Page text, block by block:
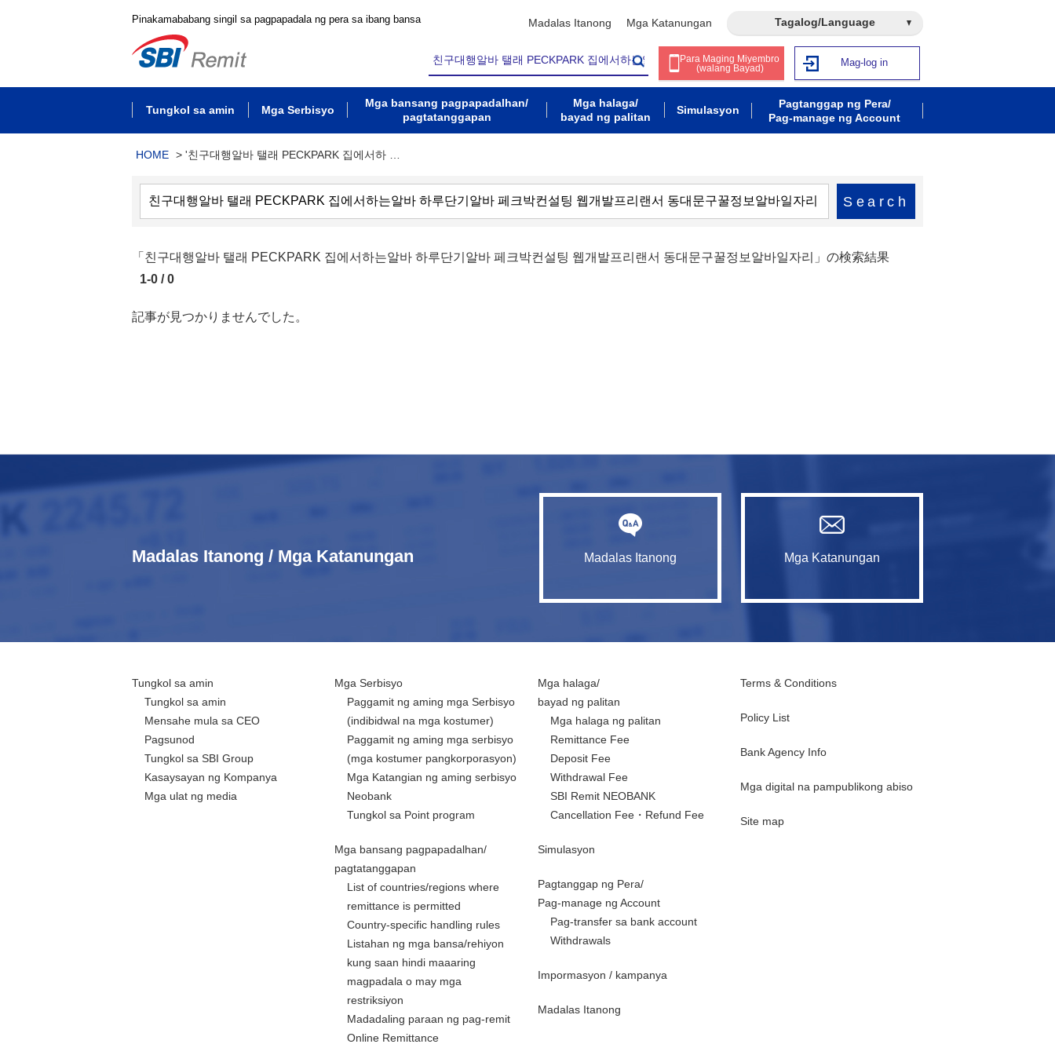
Pinakamababang singil sa pagpapadala ng pera sa ibang bansa Madalas Itanong Mga Katanungan Tagalog/Language
Para Maging Miyembro
(walang Bayad)
Mag-log in
Tungkol sa amin Mga Serbisyo
Mga bansang pagpapadalhan/
pagtatanggapan
Mga halaga/
bayad ng palitan
Simulasyon
Pagtanggap ng Pera/
Pag-manage ng Account
HOME > '친구대행알바 탤래 PECKPARK 집에서하 …
Search
「친구대행알바 탤래 PECKPARK 집에서하는알바 하루단기알바 페크박컨설팅 웹개발프리랜서 동대문구꿀정보알바일자리」の検索結果
1-0 / 0
記事が見つかりませんでした。
Madalas Itanong / Mga Katanungan Madalas Itanong Mga Katanungan
Tungkol sa amin
Tungkol sa amin
Mensahe mula sa CEO
Pagsunod
Tungkol sa SBI Group
Kasaysayan ng Kompanya
Mga ulat ng media
Mga Serbisyo
Paggamit ng aming mga Serbisyo
(indibidwal na mga kostumer)
Paggamit ng aming mga serbisyo
(mga kostumer pangkorporasyon)
Mga Katangian ng aming serbisyo
Neobank
Tungkol sa Point program
Mga bansang pagpapadalhan/
pagtatanggapan
List of countries/regions where
remittance is permitted
Country-specific handling rules
Listahan ng mga bansa/rehiyon
kung saan hindi maaaring
magpadala o may mga
restriksiyon
Madadaling paraan ng pag-remit
Online Remittance
Mga halaga/
bayad ng palitan
Mga halaga ng palitan
Remittance Fee
Deposit Fee
Withdrawal Fee
SBI Remit NEOBANK
Cancellation Fee・Refund Fee
Simulasyon
Pagtanggap ng Pera/
Pag-manage ng Account
Pag-transfer sa bank account
Withdrawals
Impormasyon / kampanya
Madalas Itanong
Terms & Conditions
Policy List
Bank Agency Info
Mga digital na pampublikong abiso
Site map